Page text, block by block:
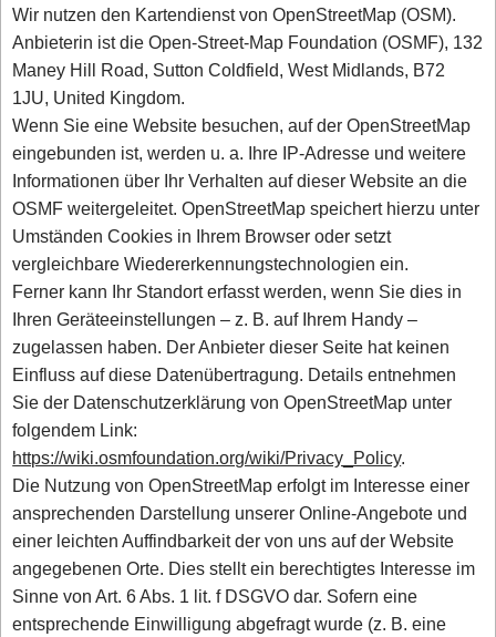
Wir nutzen den Kartendienst von OpenStreetMap (OSM).
Anbieterin ist die Open-Street-Map Foundation (OSMF), 132
Maney Hill Road, Sutton Coldfield, West Midlands, B72
1JU, United Kingdom.
Wenn Sie eine Website besuchen, auf der OpenStreetMap
eingebunden ist, werden u. a. Ihre IP-Adresse und weitere
Informationen über Ihr Verhalten auf dieser Website an die
OSMF weitergeleitet. OpenStreetMap speichert hierzu unter
Umständen Cookies in Ihrem Browser oder setzt
vergleichbare Wiedererkennungstechnologien ein.
Ferner kann Ihr Standort erfasst werden, wenn Sie dies in
Ihren Geräteeinstellungen – z. B. auf Ihrem Handy –
zugelassen haben. Der Anbieter dieser Seite hat keinen
Einfluss auf diese Datenübertragung. Details entnehmen
Sie der Datenschutzerklärung von OpenStreetMap unter
folgendem Link:
https://wiki.osmfoundation.org/wiki/Privacy_Policy.
Die Nutzung von OpenStreetMap erfolgt im Interesse einer
ansprechenden Darstellung unserer Online-Angebote und
einer leichten Auffindbarkeit der von uns auf der Website
angegebenen Orte. Dies stellt ein berechtigtes Interesse im
Sinne von Art. 6 Abs. 1 lit. f DSGVO dar. Sofern eine
entsprechende Einwilligung abgefragt wurde (z. B. eine